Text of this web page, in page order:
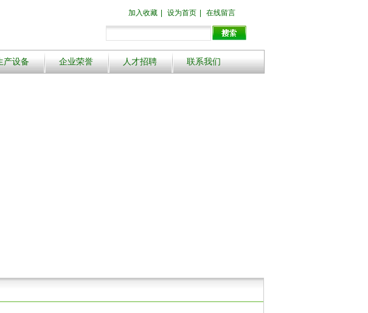
加入收藏 设为首页 在线留言
产设备 企业荣誉 人才招聘 联系我们